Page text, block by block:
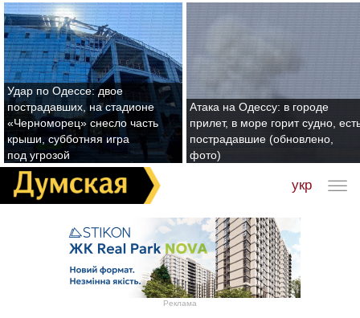
Удар по Одессе: двое
пострадавших, на стадионе
«Черноморец» снесло часть
крыши, субботняя игра
под угрозой
Атака на Одессу: в городе
прилет, в море горит судно,
пострадавшие (обновлено,
фото)
укр
Реклама